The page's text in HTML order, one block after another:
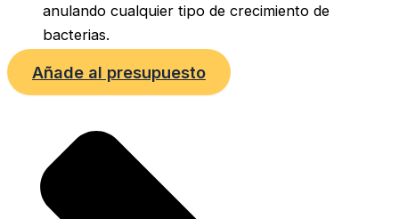
anulando cualquier tipo de crecimiento de
bacterias.
Añade al presupuesto